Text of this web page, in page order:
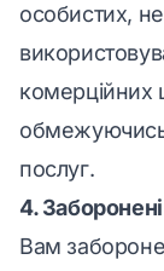
особистих,
комерційних
послуг.
4. Заборонені
Вам